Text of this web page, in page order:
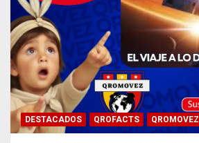
DESTACADOS QROFACTS QROMOVEZ